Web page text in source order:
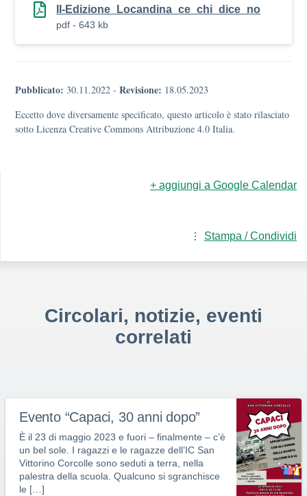
II-Edizione_Locandina_ce_chi_dice_no
pdf - 643 kb
Pubblicato: 30.11.2022 - Revisione: 18.05.2023
Eccetto dove diversamente specificato, questo articolo è stato rilasciato
sotto Licenza Creative Commons Attribuzione 4.0 Italia.
+ aggiungi a Google Calendar
Stampa / Condividi
Circolari, notizie, eventi
correlati
Evento “Capaci, 30 anni dopo”
È il 23 di maggio 2023 e fuori – finalmente – c’è
un bel sole. I ragazzi e le ragazze dell’IC San
Vittorino Corcolle sono seduti a terra, nella
palestra della scuola. Qualcuno si sgranchisce
le […]